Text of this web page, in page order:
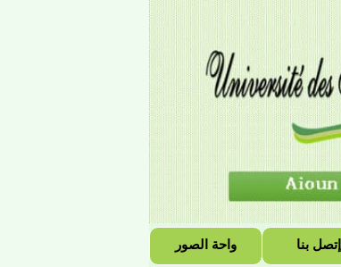
واحة الصور إتصل بنا
التقويم الجامعي للسنة
الجامعية 2021/2020
الفصل الأول:
بداية المحاضرات